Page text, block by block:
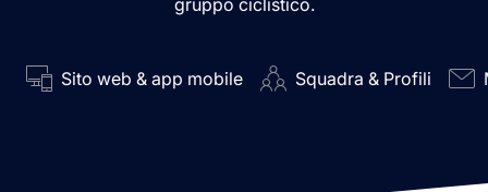
gruppo ciclistico.
Sito web & app mobile Squadra & Profili